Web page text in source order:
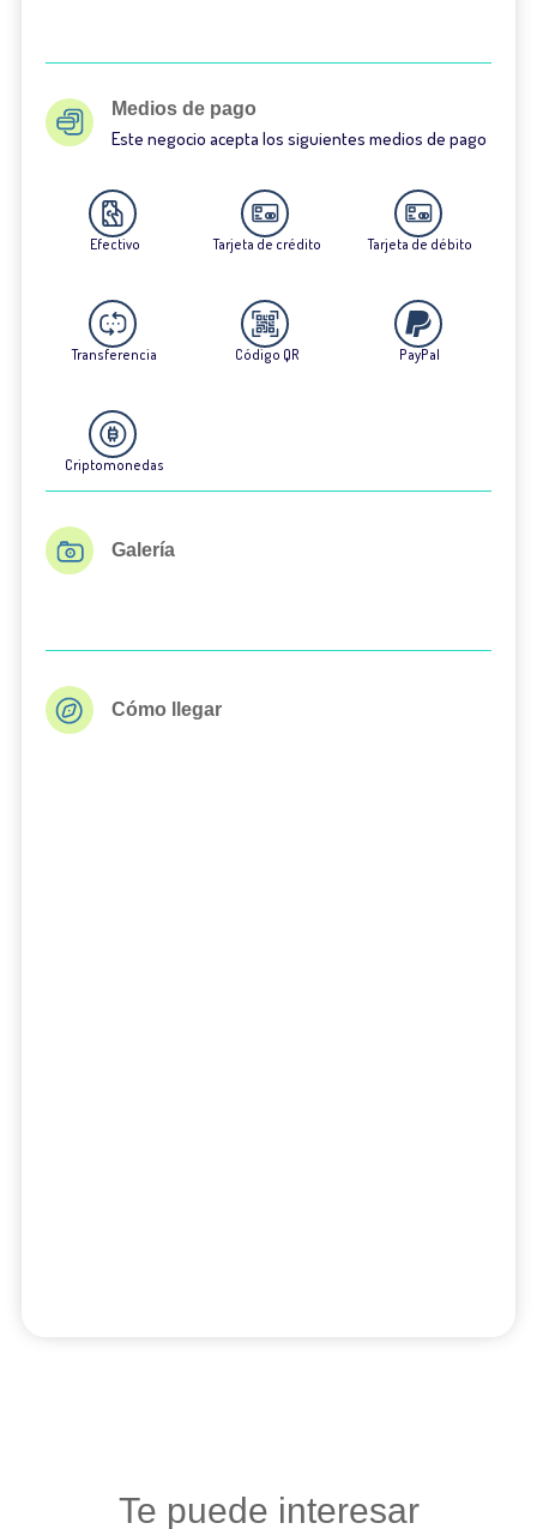
Medios de pago
Este negocio acepta los siguientes medios de pago
Efectivo Tarjeta de crédito Tarjeta de débito
Transferencia Código QR PayPal
Criptomonedas
Galería
Cómo llegar
Te puede interesar